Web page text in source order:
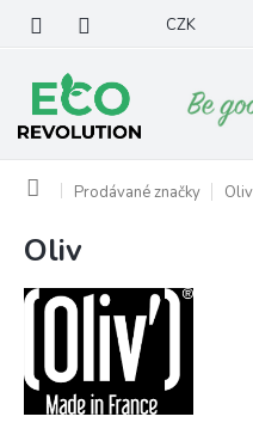
obsah
CZK
Domů Prodávané značky Oliv
Oliv
V
p
p